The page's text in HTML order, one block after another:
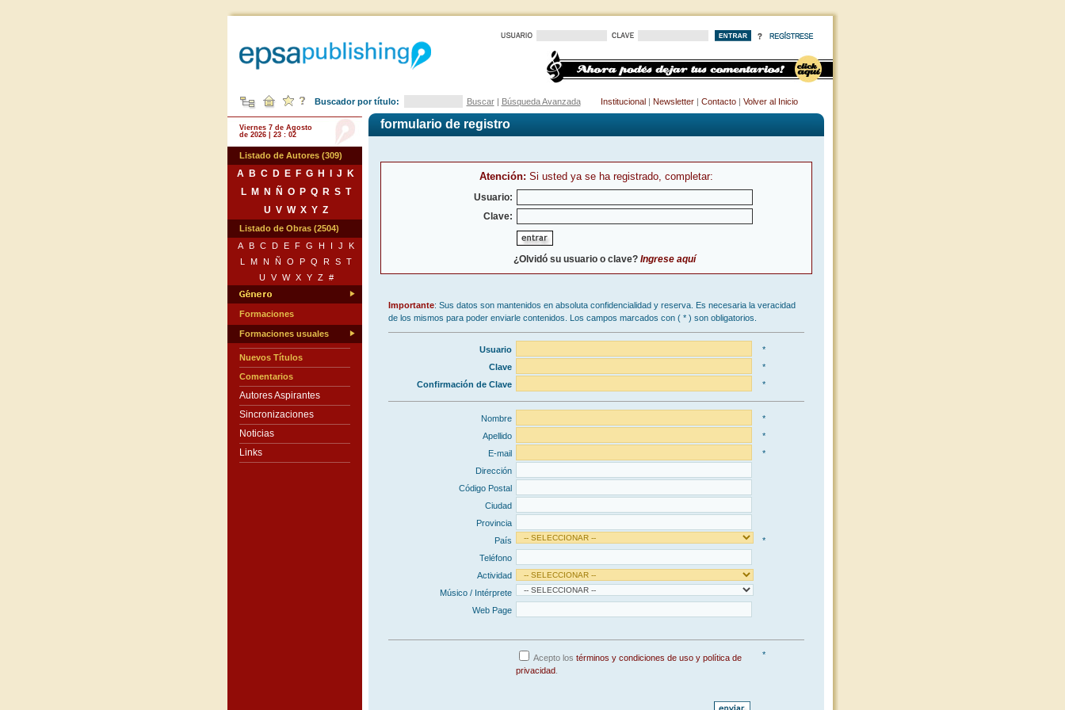
Buscador por título: Buscar| Búsqueda Avanzada Institucional| Newsletter| Contacto| Volver al Inicio
Viernes 7 de Agosto
de 2026 | 23 : 02
Listado de Autores (309)
A B C D E F G H J
K
L
M N Ñ O P Q R S T
U V W X Y Z
Listado de Obras (2504)
A
B C D E F G H I J
K
L
M N Ñ O P Q R S T
U
V W X Y Z #
Formaciones
Formaciones usuales
Nuevos Títulos
Comentarios
Autores Aspirantes
Sincronizaciones
Noticias
Links
formulario de registro
Atención: Si usted ya se ha registrado, completar:
Usuario:
Clave:
¿Olvidó su usuario o clave? Ingrese aquí
Importante: Sus datos son mantenidos en absoluta confidencialidad y reserva. Es necesaria la veracidad
de los mismos para poder enviarle contenidos. Los campos marcados con (*) son obligatorios.
Usuario
*
Clave
*
Confirmación de Clave
*
Nombre
*
Apellido
*
E-mail
*
Dirección
Código Postal
Ciudad
Provincia
País
*
Teléfono
Actividad
Músico / Intérprete
Web Page
Acepto los términos y condiciones de uso y política de
privacidad.
*